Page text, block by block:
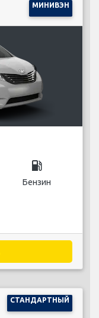
МИНИВЭН
local_gas_station
Бензин
СТАНДАРТНЫЙ